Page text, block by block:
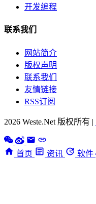
开发编程
联系我们
网站简介
版权声明
联系我们
友情链接
RSS订阅
2026 Weste.Net 版权所有 |
首页 资讯 软件